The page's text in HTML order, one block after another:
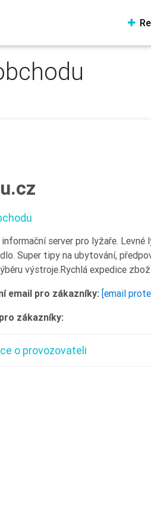
server pro lyžaře. Levné
Super tipy na ubytování,
výstroje.Rychlá expedice
email pro zákazníky: [email
zákazníky:
o provozovateli